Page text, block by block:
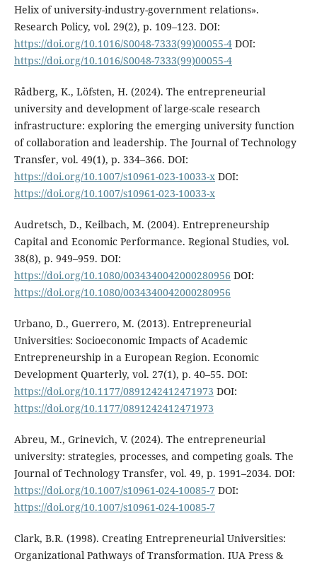
Helix of university-industry-government relations».
Research Policy, vol. 29(2), p. 109–123. DOI:
https://doi.org/10.1016/S0048-7333(99)00055-4DOI:
https://doi.org/10.1016/S0048-7333(99)00055-4
Rådberg, K., Löfsten, H. (2024). The entrepreneurial
university and development of large-scale research
infrastructure: exploring the emerging university function
of collaboration and leadership. The Journal of Technology
Transfer, vol. 49(1), p. 334–366. DOI:
https://doi.org/10.1007/s10961-023-10033-xDOI:
https://doi.org/10.1007/s10961-023-10033-x
Audretsch, D., Keilbach, M. (2004). Entrepreneurship
Capital and Economic Performance. Regional Studies, vol.
38(8), p. 949–959. DOI:
https://doi.org/10.1080/0034340042000280956 DOI:
https://doi.org/10.1080/0034340042000280956
Urbano, D., Guerrero, M. (2013). Entrepreneurial
Universities: Socioeconomic Impacts of Academic
Entrepreneurship in a European Region. Economic
Development Quarterly, vol. 27(1), p. 40–55. DOI:
https://doi.org/10.1177/0891242412471973 DOI:
https://doi.org/10.1177/0891242412471973
Abreu, M., Grinevich, V. (2024). The entrepreneurial
university: strategies, processes, and competing goals. The
Journal of Technology Transfer, vol. 49, p. 1991–2034. DOI:
https://doi.org/10.1007/s10961-024-10085-7 DOI:
https://doi.org/10.1007/s10961-024-10085-7
Clark, B.R. (1998). Creating Entrepreneurial Universities:
Organizational Pathways of Transformation. IUA Press &